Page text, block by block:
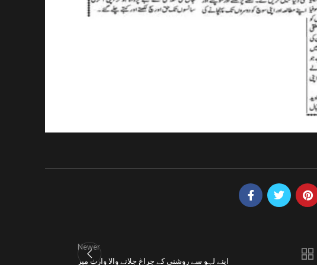
Newer
اپنے لہو سے روشنی کے چراغ جلانے والا وارث میر